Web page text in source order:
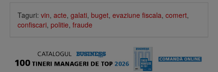
Taguri: vin, acte, galati, buget, evaziune fiscala, comert,
confiscari, politie, fraude